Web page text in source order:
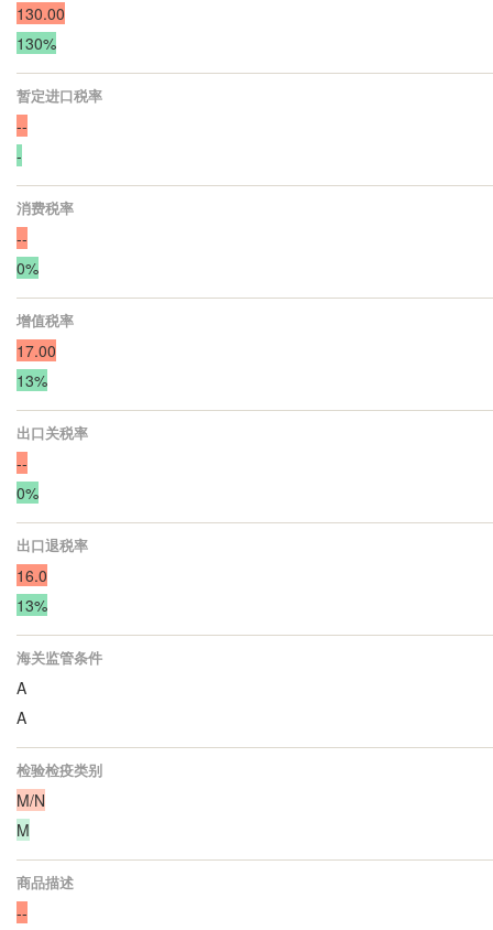
130.00
130%
暂定进口税率
--
-
消费税率
--
0%
增值税率
17.00
13%
出口关税率
--
0%
出口退税率
16.0
13%
海关监管条件
A
A
检验检疫类别
M/N
M
商品描述
--